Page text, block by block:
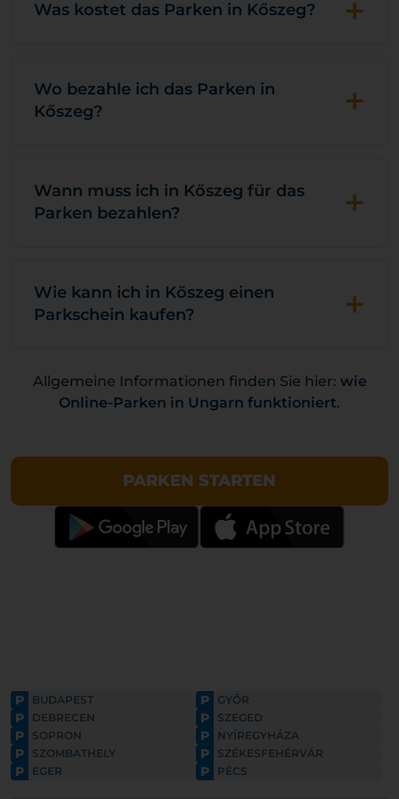
Was kostet das Parken in Kőszeg? +
Wo bezahle ich das Parken in
Kőszeg?
+
Wann muss ich in Kőszeg für das
Parken bezahlen?
+
Wie kann ich in Kőszeg einen
Parkschein kaufen?
+
Allgemeine Informationen finden Sie hier: wie
Online-Parken in Ungarn funktioniert.
PARKEN STARTEN
P BUDAPEST P GYŐR
P DEBRECEN P SZEGED
P SOPRON P NYÍREGYHÁZA
P SZOMBATHELY P SZÉKESFEHÉRVÁR
P EGER P PÉCS